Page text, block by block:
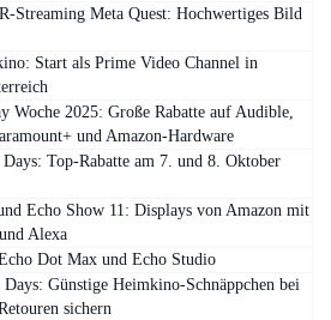
Meta Quest: Hochwertiges Bild
Start als Prime Video Channel in
Woche 2025: Große Rabatte auf Audible,
und Amazon‑Hardware
Top-Rabatte am 7. und 8. Oktober
Echo Show 11: Displays von Amazon mit
Alexa
Dot Max und Echo Studio
Days: Günstige Heimkino-Schnäppchen bei
sichern